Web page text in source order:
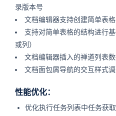
录版本号
文档编辑器支持创建简单表格
支持对简单表格的结构进行
或列）
文档编辑器插入的禅道列表
文档面包屑导航的交互样式
性能优化：
优化执行任务列表中任务获